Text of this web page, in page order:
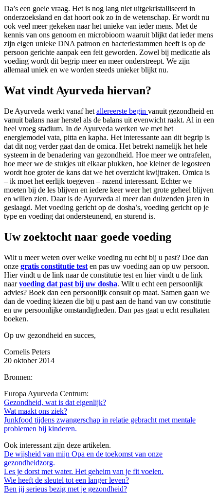
Da’s een goeie vraag. Het is nog lang niet uitgekristalliseerd in
onderzoeksland en dat hoort ook zo in de wetenschap. Er wordt nu
ook veel meer gekeken naar het unieke van ieder mens. Met de
kennis van ons genoom en microbioom waaruit blijkt dat ieder mens
zijn eigen unieke DNA patroon en bacteriestammen heeft is op de
persoon gerichte aanpak een feit geworden. Zowel bij medicatie als
voeding wordt dit begrip meer en meer onderstreept. We zijn
allemaal uniek en we worden steeds unieker blijkt nu.
Wat vindt Ayurveda hiervan?
De Ayurveda werkt vanaf het allereerste begin vanuit gezondheid en
vanuit balans naar herstel als de balans uit evenwicht raakt. Al in een
heel vroeg stadium. In de Ayurveda werken we met het
energiemodel vata, pitta en kapha. Het interessante aan dit begrip is
dat dit nog verder gaat dan de omica. Het betrekt namelijk het hele
systeem in de benadering van gezondheid. Hoe meer we ontrafelen,
hoe meer we de stukjes uit elkaar plukken, hoe kleiner de legosteen
wordt hoe groter de kans dat we het overzicht kwijtraken. Omica is
– ik moet het eerlijk toegeven – razend interessant. Echter we
moeten bij de les blijven en iedere keer weer het grote geheel blijven
en willen zien. Daar is de Ayurveda al meer dan duizenden jaren in
geslaagd. Met voeding gericht op de dosha’s, voeding gericht op je
type en voeding dat ondersteunend, en sturend is.
Uw zoektocht naar goede voeding
Wilt u meer weten over welke voeding nu echt bij u past? Doe dan
onze gratis constitutie test en pas uw voeding aan op uw persoon.
Hier vindt u de link naar de constitutie test en hier vindt u de link
naarvoeding dat past bij uw dosha. Wilt u echt een persoonlijk
advies? Boek dan een persoonlijk consult op maat. Samen gaan we
dan de voeding kiezen die bij u past aan de hand van uw constitutie
en uw persoonlijke omstandigheden. Dan pas gaat u echt resultaten
boeken.
Op uw gezondheid en succes,
Cornelis Peters
20 oktober 2014
Bronnen:
Europa Ayurveda Centrum:
Gezondheid, wat is dat eigenlijk?
Wat maakt ons ziek?
Junkfood tijdens zwangerschap in relatie gebracht met mentale
problemen bij kinderen.
Ook interessant zijn deze artikelen.
De wijsheid van mijn Opa en de toekomst van onze
gezondheidzorg.
Les je dorst met water. Het geheim van je fit voelen.
Wie heeft de sleutel tot een langer leven?
Ben jij serieus bezig met je gezondheid?